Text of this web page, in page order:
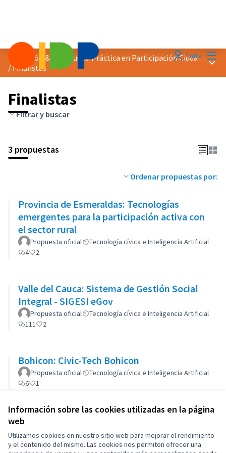
Información sobre las cookies utilizadas en la página
web
Utilizamos cookies en nuestro sitio web para mejorar el rendimiento
y el contenido del mismo. Las cookies nos permiten ofrecer una
EntraDistinción &quot;Buena Práctica en Participación Ciudadana&quot; 2024
/Finalistas
Finalistas
Filtrar y buscar
3 propuestas
Ordenar propuestas por:
Provincia de Esmeraldas: Tecnologías
emergentes para la participación activa con
el sector rural
Propuesta oficial
Tecnología cívica e Inteligencia Artificial
4
2
Valle del Cauca: Sistema de Gestión Social
Integral - SIGESI eGov
Propuesta oficial
Tecnología cívica e Inteligencia Artificial
111
2
Bohicon: Civic-Tech Bohicon
Propuesta oficial
Tecnología cívica e Inteligencia Artificial
6
1